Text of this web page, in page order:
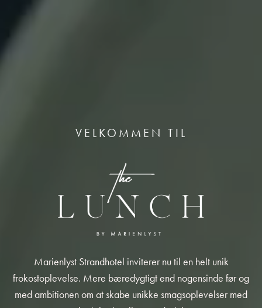
VELKOMMEN TIL
Marienlyst Strandhotel inviterer nu til en helt unik
frokostoplevelse. Mere bæredygtigt end nogensinde før og
med ambitionen om at skabe unikke smagsoplevelser med